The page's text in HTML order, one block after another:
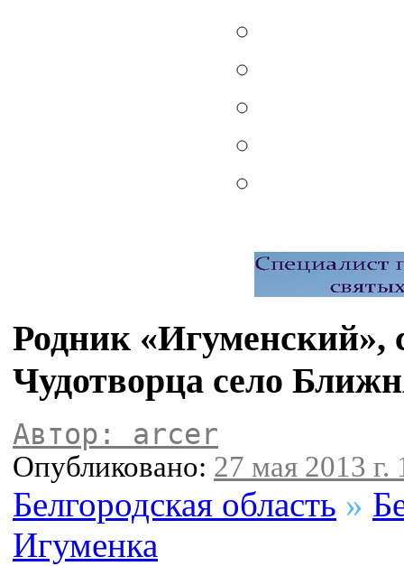
Родник «Игуменский»,
Чудотворца село
Автор: arcer
Опубликовано: 27 мая 2013 г.
Белгородская область »
Игуменка